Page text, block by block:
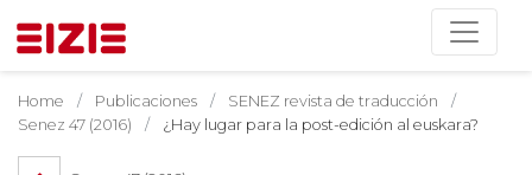
Home Publicaciones
SENEZ revista de traducción
Senez 47 (2016)
¿Hay lugar para la post-edición al euskara?